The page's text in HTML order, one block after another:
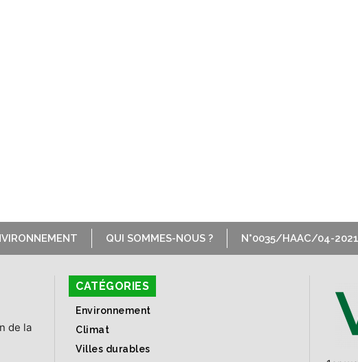
QUI SOMMES-NOUS ? N°0035/HAAC/04-
de la
CATÉGORIES
Environnement
Climat
Villes durables